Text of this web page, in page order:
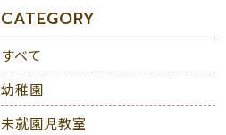
CATEGORY
すべて
幼稚園
未就園児教室